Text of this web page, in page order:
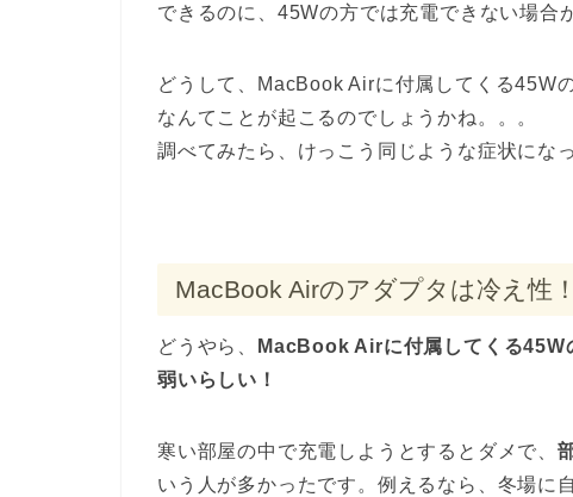
できるのに、45Wの方では充電できない場合
どうして、MacBook Airに付属してくる45W
なんてことが起こるのでしょうかね。。。
調べてみたら、けっこう同じような症状にな
MacBook Airのアダプタは冷え性！
どうやら、
MacBook Airに付属してくる
弱いらしい！
寒い部屋の中で充電しようとするとダメで、
いう人が多かったです。例えるなら、冬場に